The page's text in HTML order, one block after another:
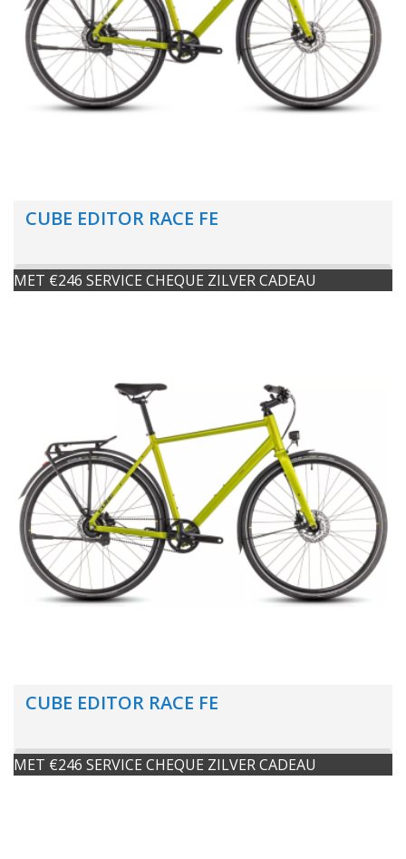
CUBE EDITOR RACE FE
MET €246 SERVICE CHEQUE ZILVER CADEAU
CUBE EDITOR RACE FE
MET €246 SERVICE CHEQUE ZILVER CADEAU